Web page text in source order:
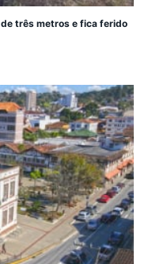
três metros e fica ferido